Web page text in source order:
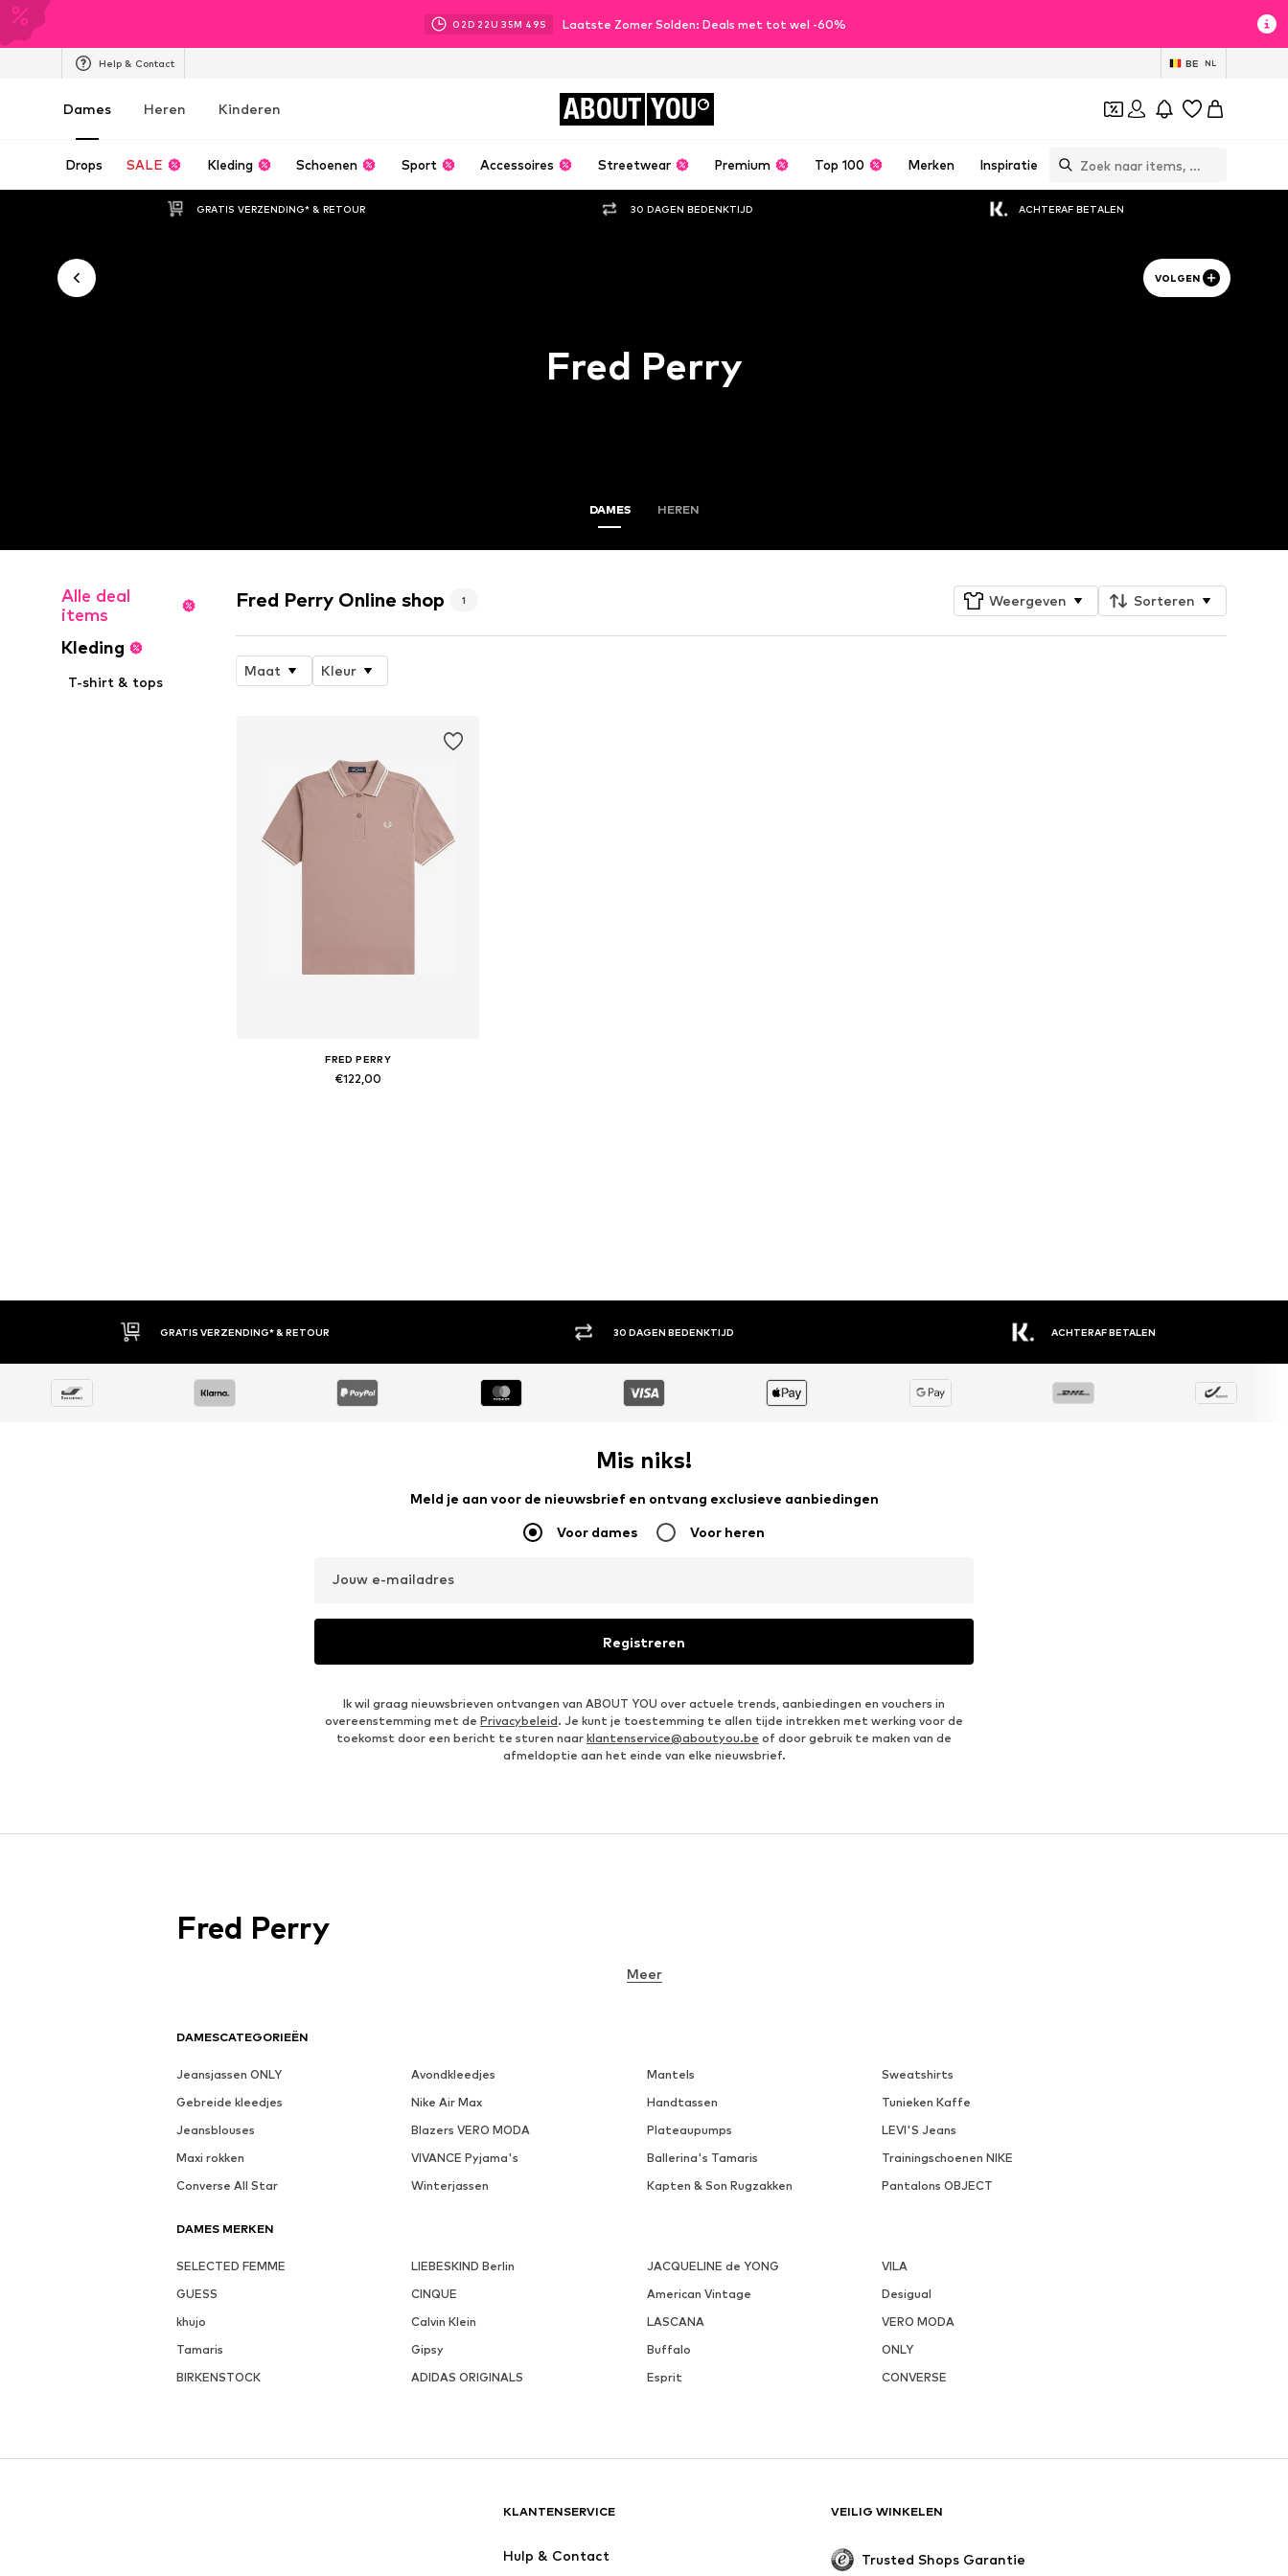
02D 22U 35M 48S Laatste Zomer Solden: Deals met tot wel -60%
Help & Contact BE NL
Dames Heren Kinderen ABOUT YOU
Drops SALE Kleding Schoenen Sport Accessoires Streetwear Premium Top 100 Merken Inspiratie
GRATIS VERZENDING* & RETOUR 30 DAGEN BEDENKTIJD ACHTERAF BETALEN
VOLGEN
Fred Perry
DAMES HEREN
Alle deal
items
Kleding
T-shirt & tops
Fred Perry Online shop 1 Weergeven Sorteren
Maat Kleur
FRED PERRY
€122,00
GRATIS VERZENDING* & RETOUR 30 DAGEN BEDENKTIJD ACHTERAF BETALEN
Mis niks!
Meld je aan voor de nieuwsbrief en ontvang exclusieve aanbiedingen
Voor dames Voor heren
Jouw e-mailadres
Registreren
Ik wil graag nieuwsbrieven ontvangen van ABOUT YOU over actuele trends, aanbiedingen en vouchers in
overeenstemming met de Privacybeleid. Je kunt je toestemming te allen tijde intrekken met werking voor de
toekomst door een bericht te sturen naar klantenservice@aboutyou.be of door gebruik te maken van de
afmeldoptie aan het einde van elke nieuwsbrief.
DAMESCATEGORIEËN
Jeansjassen ONLY Avondkleedjes Mantels
Sweatshirts
Gebreide kleedjes
Nike Air Max Handtassen
Tunieken Kaffe
Jeansblouses
Blazers VERO MODA Plateaupumps
LEVI'S Jeans
Maxi rokken
VIVANCE Pyjama's Ballerina's Tamaris
Trainingschoenen NIKE
Converse All Star
Winterjassen Kapten & Son Rugzakken Pantalons OBJECT
DAMES MERKEN
SELECTED FEMME LIEBESKIND Berlin JACQUELINE de YONG
VILA
GUESS
CINQUE American Vintage
Desigual
khujo
Calvin Klein LASCANA
VERO MODA
Tamaris
Gipsy Buffalo
ONLY
BIRKENSTOCK
ADIDAS ORIGINALS Esprit CONVERSE
KLANTENSERVICE
Hulp & Contact
VEILIG WINKELEN
Trusted Shops Garantie
Fred Perry
Meer